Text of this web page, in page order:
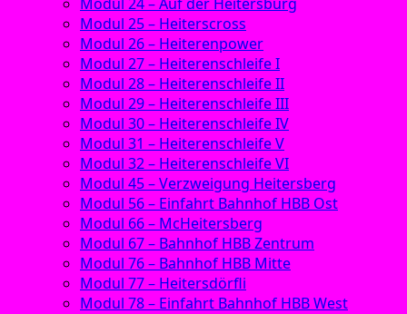
Modul 25 – Heiterscross
Modul 26 – Heiterenpower
Modul 27 – Heiterenschleife I
Modul 28 – Heiterenschleife II
Modul 29 – Heiterenschleife III
Modul 30 – Heiterenschleife IV
Modul 31 – Heiterenschleife V
Modul 32 – Heiterenschleife VI
Modul 45 – Verzweigung Heitersberg
Modul 56 – Einfahrt Bahnhof HBB Ost
Modul 66 – McHeitersberg
Modul 67 – Bahnhof HBB Zentrum
Modul 76 – Bahnhof HBB Mitte
Modul 77 – Heitersdörfli
Modul 78 – Einfahrt Bahnhof HBB West